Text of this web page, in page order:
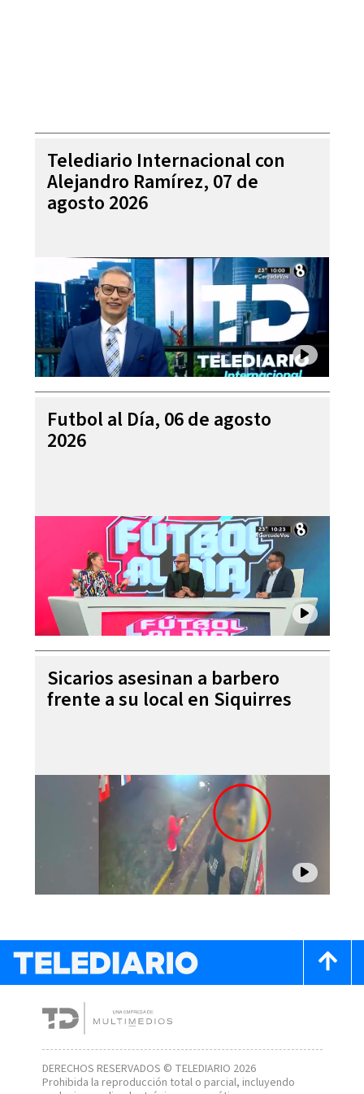
Telediario Internacional con
Alejandro Ramírez, 07 de
agosto 2026
Futbol al Día, 06 de agosto
2026
Sicarios asesinan a barbero
frente a su local en Siquirres
DERECHOS RESERVADOS © TELEDIARIO 2026
Prohibida la reproducción total o parcial, incluyendo